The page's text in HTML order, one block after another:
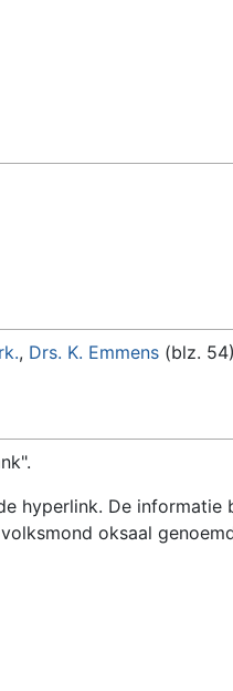
, Drs. K. Emmens(blz. 54)
hyperlink. De informatie
oksaal